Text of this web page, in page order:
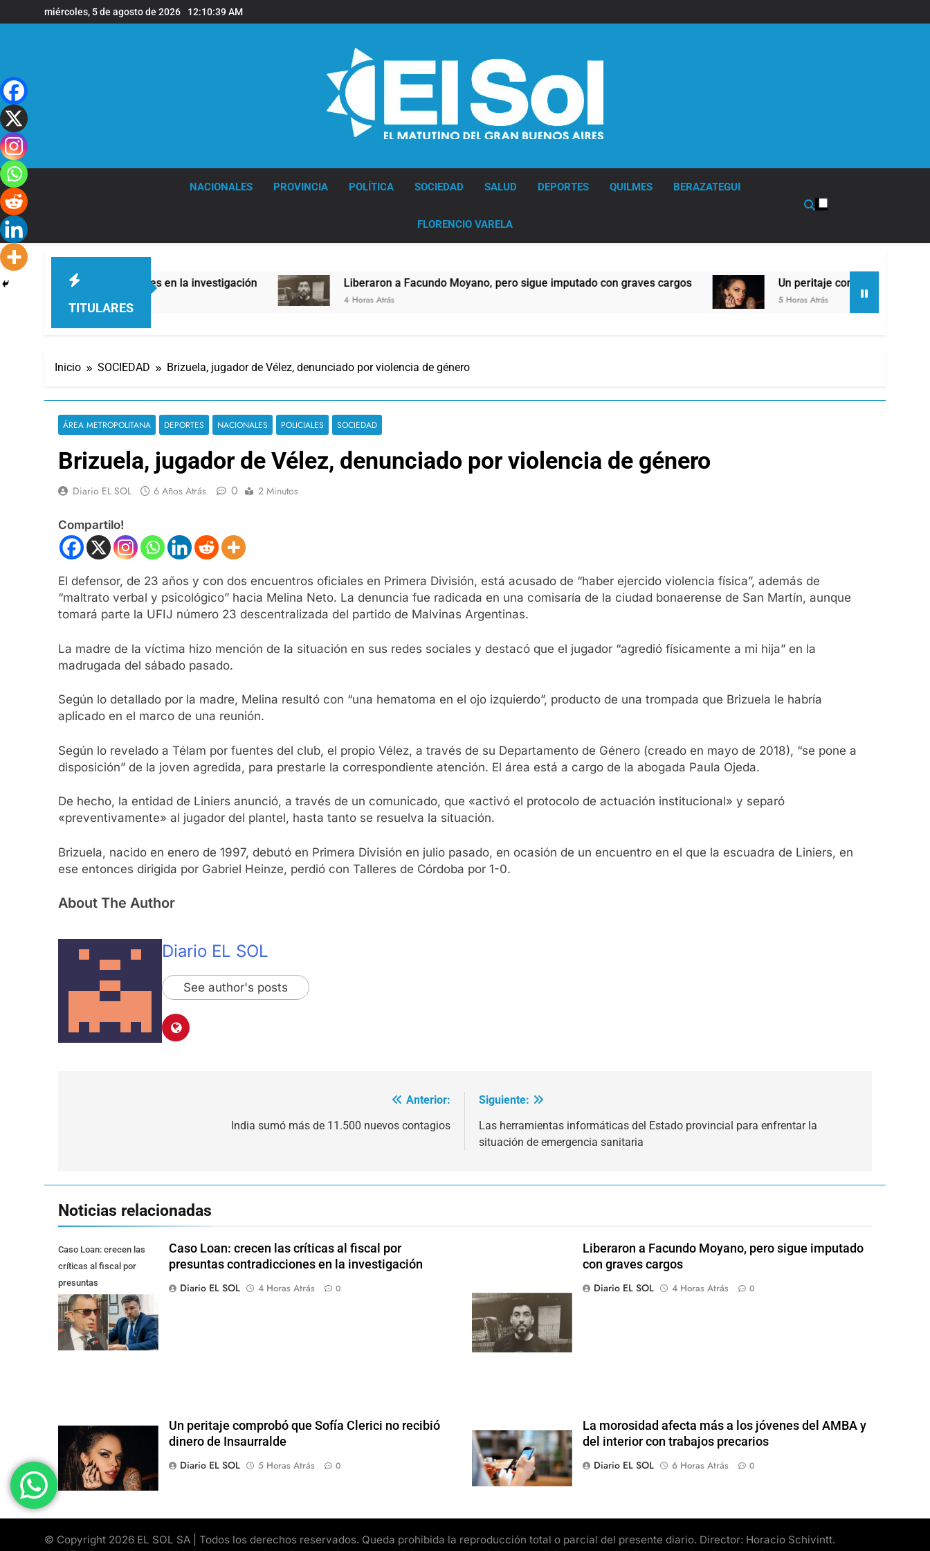
al
miércoles, 5 de agosto de 2026 12:10:40 AM
NACIONALES PROVINCIA POLÍTICA SOCIEDAD SALUD DEPORTES QUILMES BERAZATEGUI
FLORENCIO VARELA
TITULARES
contradicciones en la investigación Liberaron a Facundo Moyano, pero sigue imputado con graves cargos
4 Horas Atrás
Un peritaje comprobó que Sofía
5 Horas Atrás
Inicio SOCIEDAD Brizuela, jugador de Vélez, denunciado por violencia de género
ÁREA METROPOLITANA DEPORTES NACIONALES POLICIALES SOCIEDAD
Brizuela, jugador de Vélez, denunciado por violencia de género
Diario EL SOL 6 Años Atrás 0 2 Minutos
Compartilo!
El defensor, de 23 años y con dos encuentros oficiales en Primera División, está acusado de “haber ejercido violencia física”, además de
“maltrato verbal y psicológico” hacia Melina Neto. La denuncia fue radicada en una comisaría de la ciudad bonaerense de San Martín, aunque
tomará parte la UFIJ número 23 descentralizada del partido de Malvinas Argentinas.
La madre de la víctima hizo mención de la situación en sus redes sociales y destacó que el jugador “agredió físicamente a mi hija” en la
madrugada del sábado pasado.
Según lo detallado por la madre, Melina resultó con “una hematoma en el ojo izquierdo”, producto de una trompada que Brizuela le habría
aplicado en el marco de una reunión.
Según lo revelado a Télam por fuentes del club, el propio Vélez, a través de su Departamento de Género (creado en mayo de 2018), “se pone a
disposición” de la joven agredida, para prestarle la correspondiente atención. El área está a cargo de la abogada Paula Ojeda.
De hecho, la entidad de Liniers anunció, a través de un comunicado, que «activó el protocolo de actuación institucional» y separó
«preventivamente» al jugador del plantel, hasta tanto se resuelva la situación.
Brizuela, nacido en enero de 1997, debutó en Primera División en julio pasado, en ocasión de un encuentro en el que la escuadra de Liniers, en
ese entonces dirigida por Gabriel Heinze, perdió con Talleres de Córdoba por 1-0.
About The Author
Diario EL SOL
See author's posts
Anterior:
India sumó más de 11.500 nuevos contagios
Siguiente:
Las herramientas informáticas del Estado provincial para enfrentar la
situación de emergencia sanitaria
Noticias relacionadas
Caso Loan: crecen las
críticas al fiscal por
presuntas
contradicciones en la
investigación
Caso Loan: crecen las críticas al fiscal por
presuntas contradicciones en la investigación
Diario EL SOL
4 Horas Atrás 0
Liberaron a Facundo Moyano, pero sigue imputado
con graves cargos
Diario EL SOL
4 Horas Atrás 0
Un peritaje comprobó que Sofía Clerici no recibió
dinero de Insaurralde
Diario EL SOL
5 Horas Atrás 0
La morosidad afecta más a los jóvenes del AMBA y
del interior con trabajos precarios
Diario EL SOL
6 Horas Atrás 0
© Copyright 2026 EL SOL SA | Todos los derechos reservados. Queda prohibida la reproducción total o parcial del presente diario. Director: Horacio Schivintt.